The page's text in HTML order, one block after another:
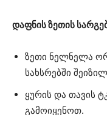
დაფნის ზეთის
ზეთი ნელნელა
სახსრებში
ყურის და თავის
გამოიყენოთ.